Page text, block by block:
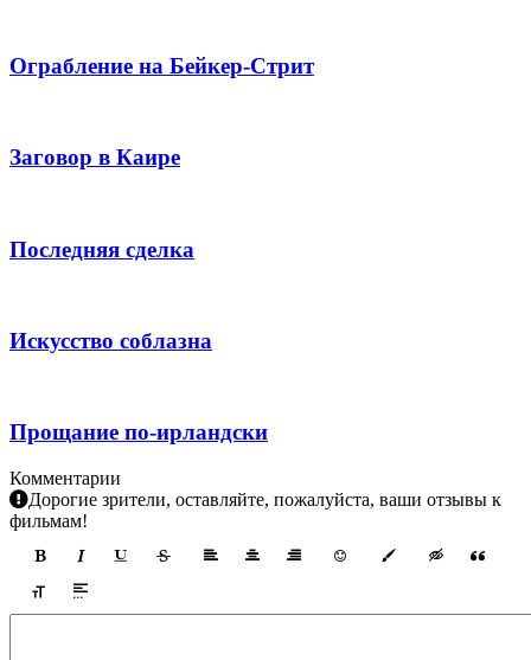
Ограбление на Бейкер-Стрит
Заговор в Каире
Последняя сделка
Искусство соблазна
Прощание по-ирландски
Комментарии
Дорогие зрители, оставляйте, пожалуйста, ваши отзывы к
фильмам!